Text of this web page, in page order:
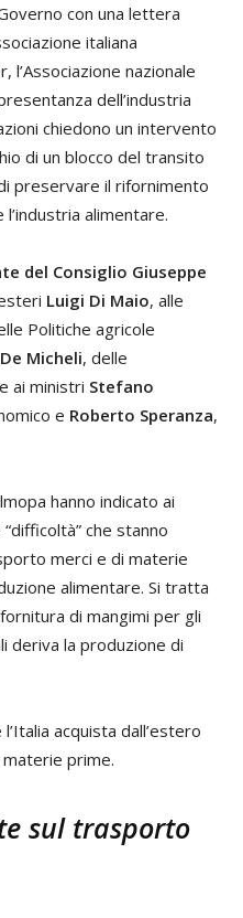
con una lettera
italiana
l’Associazione nazionale
dell’industria
chiedono un intervento
di un blocco del transito
preservare il rifornimento
alimentare.
del Consiglio Giuseppe
Luigi Di Maio, alle
Politiche agricole
Micheli, delle
ai ministri Stefano
e Roberto Speranza,
hanno indicato ai
che stanno
merci e di materie
alimentare. Si tratta
di mangimi per gli
deriva la produzione di
acquista dall’estero
prime.
sul trasporto